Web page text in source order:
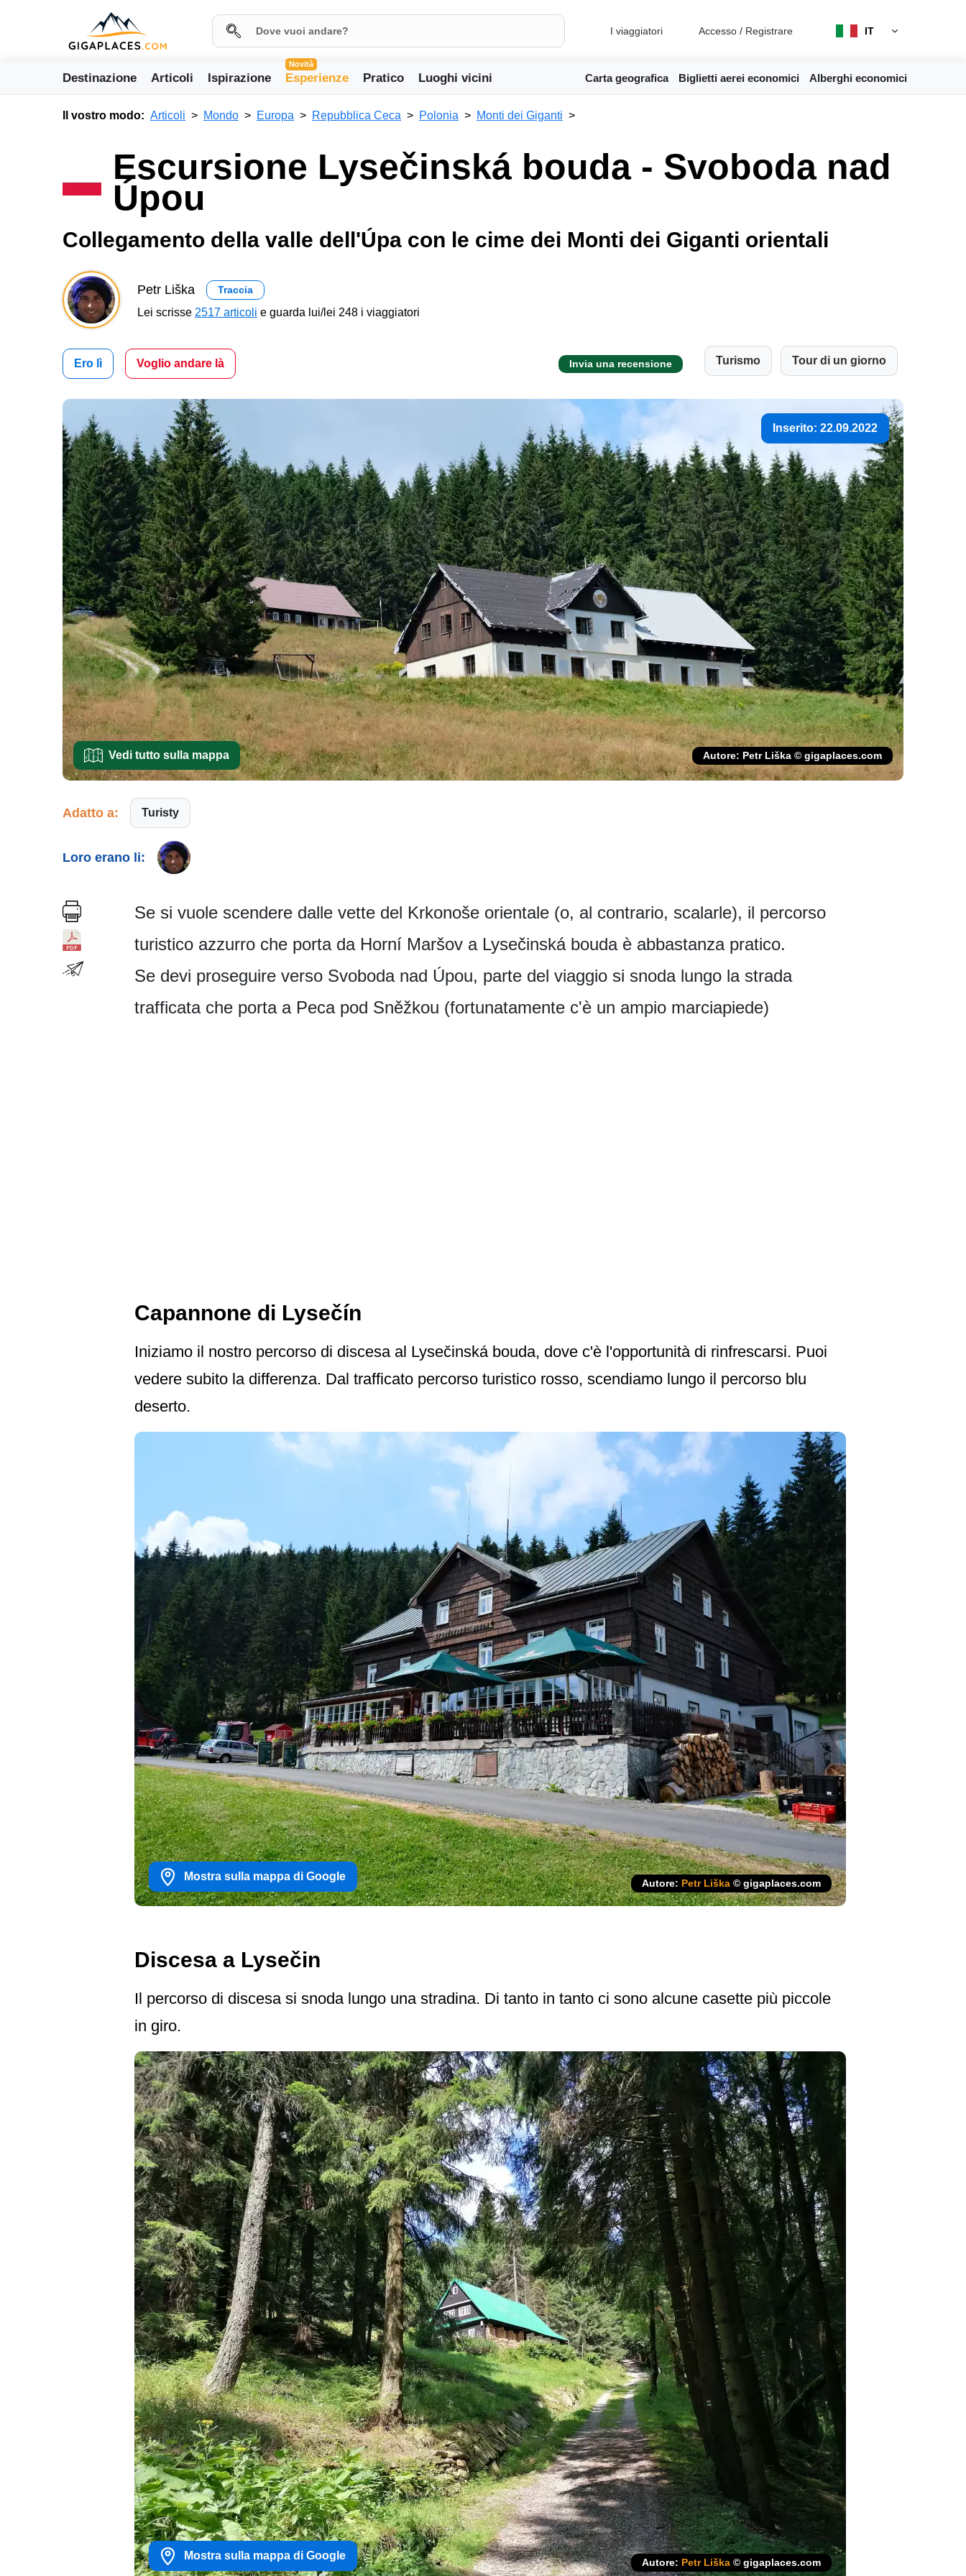
I viaggiatori Accesso / Registrare IT
Destinazione Articoli Ispirazione
Novità
Esperienze Pratico Luoghi vicini Carta geografica Biglietti aerei economici Alberghi economici
Il vostro modo: Articoli Mondo Europa Repubblica Ceca Polonia Monti dei Giganti
Escursione Lysečinská bouda - Svoboda nad
Úpou
Collegamento della valle dell'Úpa con le cime dei Monti dei Giganti orientali
Petr Liška Traccia
Lei scrisse 2517 articoli e guarda lui/lei 248 i viaggiatori
Ero lì Voglio andare là Invia una recensione Turismo Tour di un giorno
Inserito: 22.09.2022
Vedi tutto sulla mappa Autore: Petr Liška © gigaplaces.com
Adatto a: Turisty
Loro erano li:
Se si vuole scendere dalle vette del Krkonoše orientale (o, al contrario, scalarle), il percorso
turistico azzurro che porta da Horní Maršov a Lysečinská bouda è abbastanza pratico.
Se devi proseguire verso Svoboda nad Úpou, parte del viaggio si snoda lungo la strada
trafficata che porta a Peca pod Sněžkou (fortunatamente c'è un ampio marciapiede)
Capannone di Lysečín
Iniziamo il nostro percorso di discesa al Lysečinská bouda, dove c'è l'opportunità di rinfrescarsi. Puoi
vedere subito la differenza. Dal trafficato percorso turistico rosso, scendiamo lungo il percorso blu
deserto.
Mostra sulla mappa di Google
Autore: Petr Liška © gigaplaces.com
Discesa a Lysečin
Il percorso di discesa si snoda lungo una stradina. Di tanto in tanto ci sono alcune casette più piccole
in giro.
Mostra sulla mappa di Google
Autore: Petr Liška © gigaplaces.com